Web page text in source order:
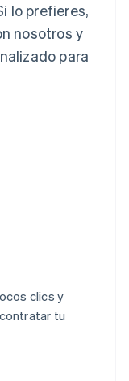
lo prefieres,
nosotros y
para
clics y
tu